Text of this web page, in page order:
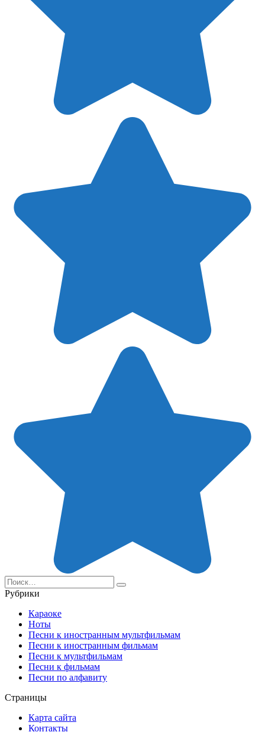
Search
for:
Рубрики
Караоке
Ноты
Песни к иностранным мультфильмам
Песни к иностранным фильмам
Песни к мультфильмам
Песни к фильмам
Песни по алфавиту
Страницы
Карта сайта
Контакты